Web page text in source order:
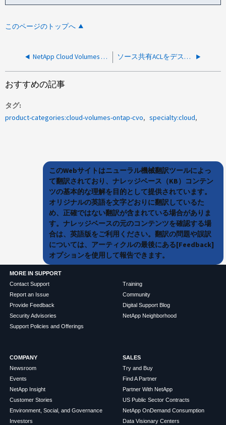
このページのトップへ
NetApp Cloud Volumes ONTAP for Azure で ping を実行する方法 ソース共有ACLをデスティネーション共有に適用するにはどうすればよいですか。
おすすめの記事
タグ
product-categories:cloud-volumes-ontap-cvo
specialty:cloud
このWebサイトはニューラル機械翻訳ツールによっ
て翻訳されており、ナレッジベース（KB）コンテン
ツの基本的な理解を目的として提供されています。
オリジナルの英語を文字どおりに翻訳しているた
め、正確ではない翻訳が含まれている場合がありま
す。ナレッジベースの元のコンテンツを確認する場
合は、英語版をご利用ください。翻訳の問題や誤訳
については、アーティクルの最後にある[Feedback]
オプションを使用して報告できます。
MORE IN SUPPORT
Contact Support
Report an Issue
Provide Feedback
Security Advisories
Support Policies and Offerings
Training
Community
Digital Support Blog
NetApp Neighborhood
COMPANY
Newsroom
Events
NetApp Insight
Customer Stories
Environment, Social, and Governance
Investors
SALES
Try and Buy
Find A Partner
Partner With NetApp
US Public Sector Contracts
NetApp OnDemand Consumption
Data Visionary Centers